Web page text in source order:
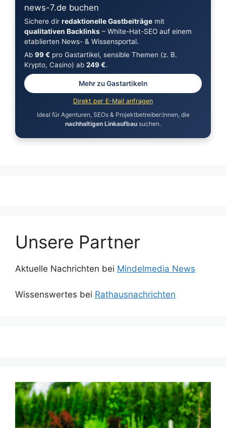
news-7.de buchen
Sichere dir redaktionelle Gastbeiträgemit
qualitativen Backlinks– White-Hat-SEO auf einem
etablierten News- & Wissensportal.
Ab 99 €pro Gastartikel, sensible Themen (z. B.
Krypto, Casino) ab 249 €.
Mehr zu Gastartikeln
Direkt per E-Mail anfragen
Ideal für Agenturen, SEOs & Projektbetreiber:innen, die
nachhaltigen Linkaufbau suchen.
Unsere Partner
Aktuelle Nachrichten bei Mindelmedia News
Wissenswertes bei Rathausnachrichten